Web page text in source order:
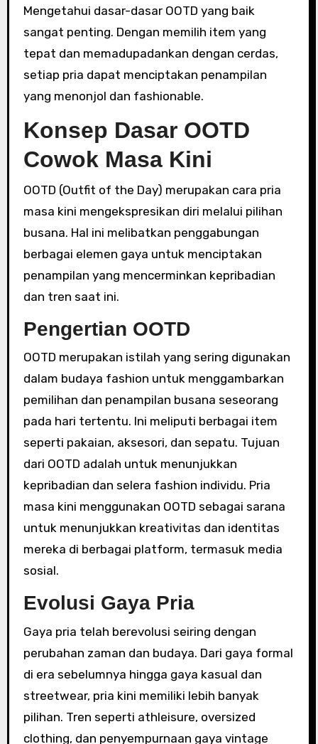
Mengetahui dasar-dasar OOTD yang baik
sangat penting. Dengan memilih item yang
tepat dan memadupadankan dengan cerdas,
setiap pria dapat menciptakan penampilan
yang menonjol dan fashionable.
Konsep Dasar OOTD
Cowok Masa Kini
OOTD (Outfit of the Day) merupakan cara pria
masa kini mengekspresikan diri melalui pilihan
busana. Hal ini melibatkan penggabungan
berbagai elemen gaya untuk menciptakan
penampilan yang mencerminkan kepribadian
dan tren saat ini.
Pengertian OOTD
OOTD merupakan istilah yang sering digunakan
dalam budaya fashion untuk menggambarkan
pemilihan dan penampilan busana seseorang
pada hari tertentu. Ini meliputi berbagai item
seperti pakaian, aksesori, dan sepatu. Tujuan
dari OOTD adalah untuk menunjukkan
kepribadian dan selera fashion individu. Pria
masa kini menggunakan OOTD sebagai sarana
untuk menunjukkan kreativitas dan identitas
mereka di berbagai platform, termasuk media
sosial.
Evolusi Gaya Pria
Gaya pria telah berevolusi seiring dengan
perubahan zaman dan budaya. Dari gaya formal
di era sebelumnya hingga gaya kasual dan
streetwear, pria kini memiliki lebih banyak
pilihan. Tren seperti athleisure, oversized
clothing, dan penyempurnaan gaya vintage